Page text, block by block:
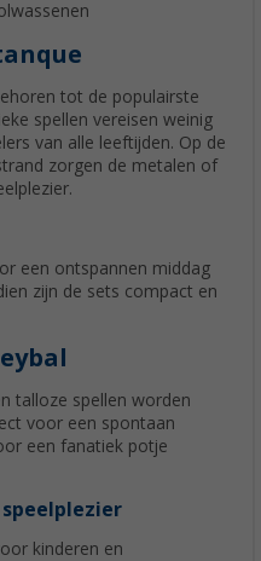
tot de populairste
spellen vereisen weinig
van alle leeftijden. Op de
zorgen de metalen of
een ontspannen middag
zijn de sets compact en
talloze spellen worden
voor een spontaan
een fanatiek potje
kinderen en